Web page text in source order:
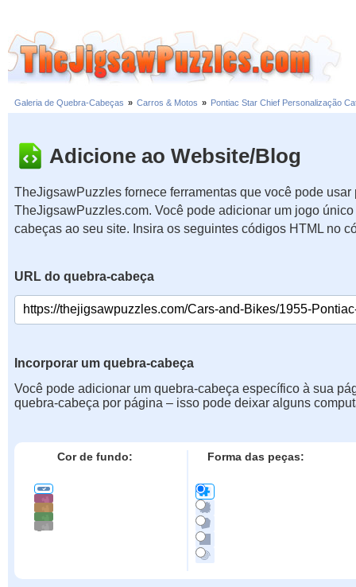
Galeria de Quebra-Cabeças » Carros & Motos » Pontiac Star Chief Personalização
Adicione ao Website/Blog
TheJigsawPuzzles fornece ferramentas que você pode usar
TheJigsawPuzzles.com. Você pode adicionar um jogo
cabeças ao seu site. Insira os seguintes códigos HTML no
URL do quebra-cabeça
Incorporar um quebra-cabeça
Você pode adicionar um quebra-cabeça específico à sua
quebra-cabeça por página – isso pode deixar alguns
Cor de fundo: Forma das peças: